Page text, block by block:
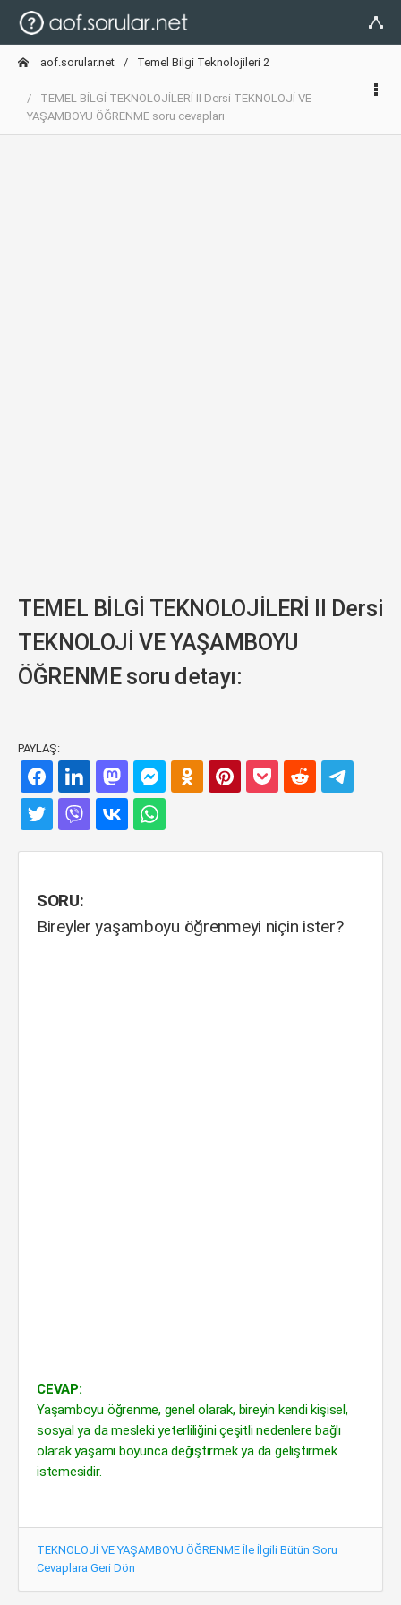
aof.sorular.net Temel Bilgi Teknolojileri 2
TEMEL BİLGİ TEKNOLOJİLERİ II Dersi TEKNOLOJİ VE
YAŞAMBOYU ÖĞRENME soru cevapları
TEMEL BİLGİ TEKNOLOJİLERİ II Dersi
TEKNOLOJİ VE YAŞAMBOYU
ÖĞRENME soru detayı:
PAYLAŞ:
SORU:
Bireyler yaşamboyu öğrenmeyi niçin ister?
CEVAP:
Yaşamboyu öğrenme, genel olarak, bireyin kendi kişisel,
sosyal ya da mesleki yeterliliğini çeşitli nedenlere bağlı
olarak yaşamı boyunca değiştirmek ya da geliştirmek
istemesidir.
TEKNOLOJİ VE YAŞAMBOYU ÖĞRENME İle İlgili Bütün Soru
Cevaplara Geri Dön